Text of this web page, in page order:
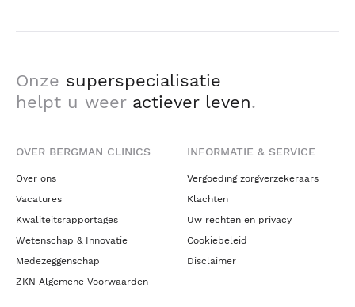
Onze superspecialisatie
helpt u weer actiever leven.
OVER BERGMAN CLINICS
Over ons
Vacatures
Kwaliteitsrapportages
Wetenschap & Innovatie
Medezeggenschap
ZKN Algemene Voorwaarden
INFORMATIE & SERVICE
Vergoeding zorgverzekeraars
Klachten
Uw rechten en privacy
Cookiebeleid
Disclaimer